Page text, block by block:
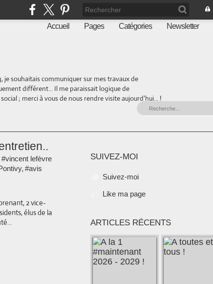
Accueil Pages Catégories Newsletter
je souhaitais communiquer sur mes travaux de
différent... Il me paraissait logique de
; merci à vous de nous rendre visite aujourd'hui... !
#vincent lefèvre
,#avis
2 vice-
élus de la
SUIVEZ-MOI
Suivez-moi
Like ma page
ARTICLES RÉCENTS